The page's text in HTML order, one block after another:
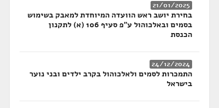
21/01/2025
בחירת יושב ראש הוועדה המיוחדת למאבק בשימוש
בסמים ובאלכוהול ע"פ סעיף 106 (א) לתקנון
הכנסת
24/12/2024
התמכרות לסמים ולאלכוהול בקרב ילדים ובני נוער
בישראל